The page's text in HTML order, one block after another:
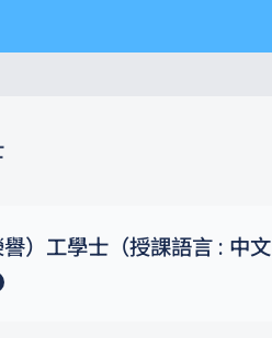
）工學士（授課語言 : 中文